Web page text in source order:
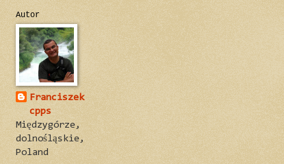
Autor
Franciszek
cpps
Międzygórze,
dolnośląskie,
Poland